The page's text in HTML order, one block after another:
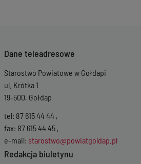
Dane teleadresowe
Starostwo Powiatowe w Gołdapi
ul. Krótka 1
19-500, Gołdap
tel: 87 615 44 44 ,
fax: 87 615 44 45 ,
e-mail: starostwo@powiatgoldap.pl
Redakcja biuletynu